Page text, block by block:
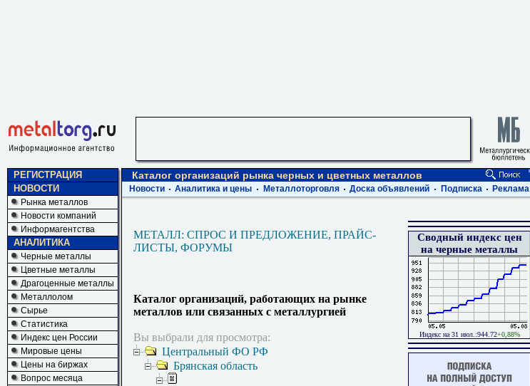
РЕГИСТРАЦИЯ
НОВОСТИ
Рынка металлов
Новости компаний
Информагентства
АНАЛИТИКА
Черные металлы
Цветные металлы
Драгоценные металлы
Металлолом
Сырье
Статистика
Индекс цен России
Мировые цены
Цены на биржах
Вопрос месяца
Каталог организаций рынка черных и цветных металлов
Новости Аналитика и цены Металлоторговля Доска объявлений Подписка Реклама
МЕТАЛЛ: СПРОС И ПРЕДЛОЖЕНИЕ, ПРАЙС-
ЛИСТЫ, ФОРУМЫ
Каталог организаций, работающих на рынке
металлов или связанных с металлургией
Вы выбрали для просмотра:
Центральный ФО РФ
Брянская область
Сводный индекс цен
на черные металлы
Индекс на 31 июл.:944.72+0,88%